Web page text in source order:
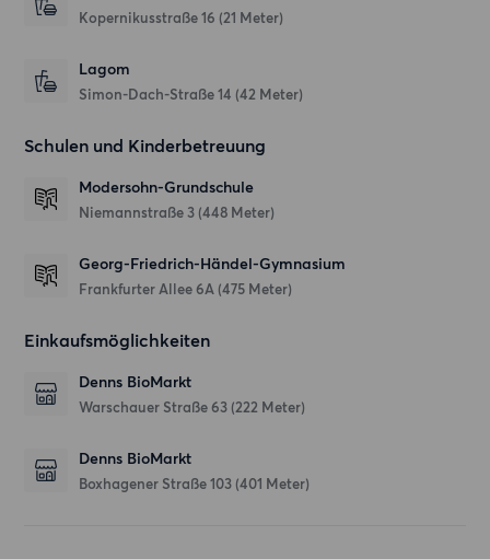
Kopernikusstraße 16 (21 Meter)
Lagom
Simon-Dach-Straße 14 (42 Meter)
Schulen und Kinderbetreuung
Modersohn-Grundschule
Niemannstraße 3 (448 Meter)
Georg-Friedrich-Händel-Gymnasium
Frankfurter Allee 6A (475 Meter)
Einkaufsmöglichkeiten
Denns BioMarkt
Warschauer Straße 63 (222 Meter)
Denns BioMarkt
Boxhagener Straße 103 (401 Meter)